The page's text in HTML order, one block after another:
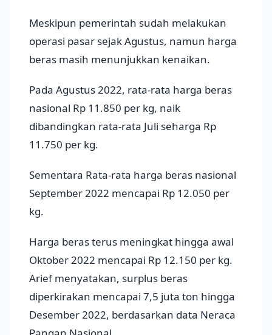
Meskipun pemerintah sudah melakukan
operasi pasar sejak Agustus, namun harga
beras masih menunjukkan kenaikan.
Pada Agustus 2022, rata-rata harga beras
nasional Rp 11.850 per kg, naik
dibandingkan rata-rata Juli seharga Rp
11.750 per kg.
Sementara Rata-rata harga beras nasional
September 2022 mencapai Rp 12.050 per
kg.
Harga beras terus meningkat hingga awal
Oktober 2022 mencapai Rp 12.150 per kg.
Arief menyatakan, surplus beras
diperkirakan mencapai 7,5 juta ton hingga
Desember 2022, berdasarkan data Neraca